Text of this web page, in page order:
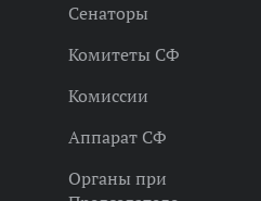
Сенаторы
Комитеты СФ
Комиссии
Аппарат СФ
Органы при